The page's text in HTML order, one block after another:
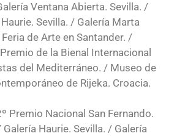
Ventana Abierta. Sevilla. /
Sevilla. / Galería Marta
de Arte en Santander. /
de la Bienal Internacional
del Mediterráneo. / Museo de
de Rijeka. Croacia.
Premio Nacional San Fernando.
Galería Haurie. Sevilla. / Galería